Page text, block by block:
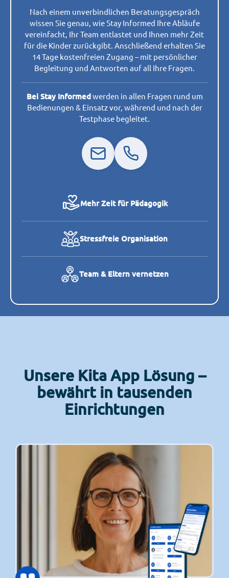
Nach einem unverbindlichen Beratungsgespräch
wissen Sie genau, wie Stay Informed Ihre Abläufe
vereinfacht, Ihr Team entlastet und Ihnen mehr Zeit
für die Kinder zurückgibt. Anschließend erhalten Sie
14 Tage kostenfreien Zugang – mit persönlicher
Begleitung und Antworten auf all Ihre Fragen.
Bei Stay Informedwerden in allen Fragen rund um
Bedienungen & Einsatz vor, während und nach der
Testphase begleitet.
Mehr Zeit für Pädagogik
Stressfreie Organisation
Team & Eltern vernetzen
Unsere Kita App Lösung –
bewährt in tausenden
Einrichtungen